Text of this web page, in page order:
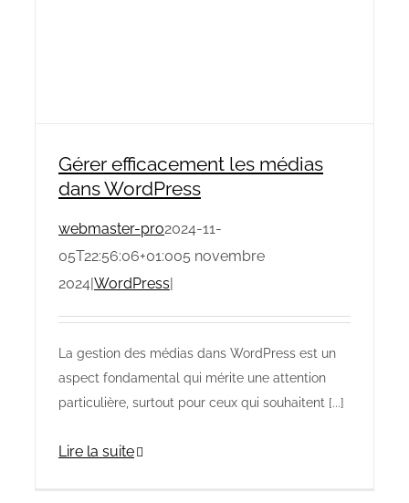
Gérer efficacement les médias
dans WordPress
webmaster-pro2024-11-
05T22:56:06+01:005 novembre
2024|WordPress|
La gestion des médias dans WordPress est un
aspect fondamental qui mérite une attention
particulière, surtout pour ceux qui souhaitent [...]
Lire la suite